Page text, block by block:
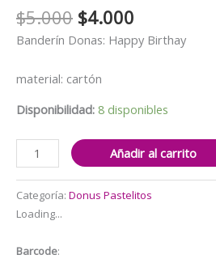
$5.000 El
precio
original
era:
$5.000.
$4.000
precio
actual
Banderín Donas: Happy Birthay
material: cartón
Disponibilidad: 8 disponibles
Banderín
Decorativo
para
Cumpleaños
Donuts
Añadir al carrito
Categoría: Donus Pastelitos
Loading...
Barcode: